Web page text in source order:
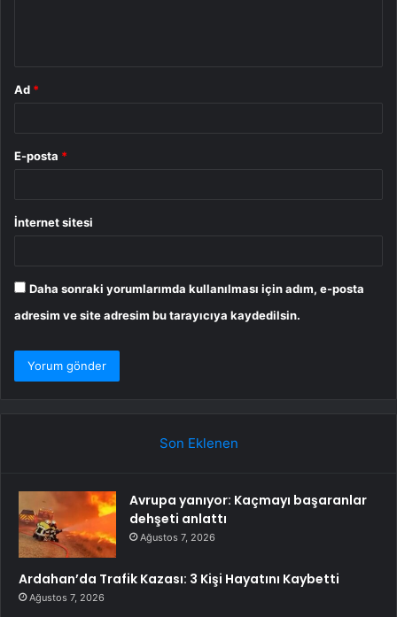
Ad *
E-posta *
İnternet sitesi
Daha sonraki yorumlarımda kullanılması için adım, e-posta
adresim ve site adresim bu tarayıcıya kaydedilsin.
Son Eklenen
Avrupa yanıyor: Kaçmayı başaranlar
dehşeti anlattı
Ağustos 7, 2026
Ardahan’da Trafik Kazası: 3 Kişi Hayatını Kaybetti
Ağustos 7, 2026